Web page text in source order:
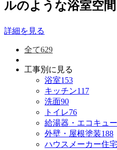
ルのような浴室空
詳細を見る
全て629
工事別に見る
浴室153
キッチン117
洗面90
トイレ76
給湯器・エコキュ
外壁・屋根塗装188
ハウスメーカー住